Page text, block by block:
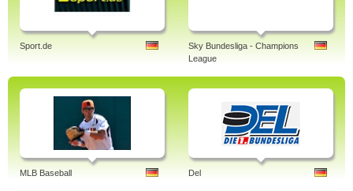
Sport.de
Sky Bundesliga - Champions
League
MLB Baseball Del